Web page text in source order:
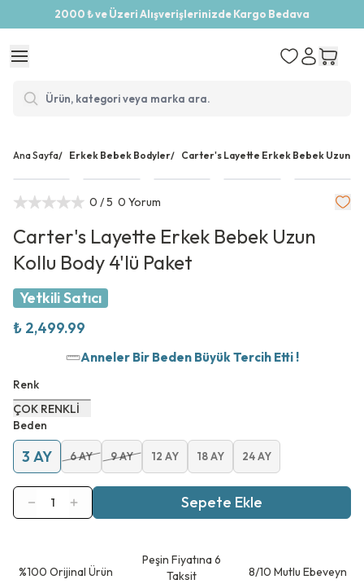
2000 ₺ ve Üzeri Alışverişlerinizde Kargo Bedava
Ana Sayfa/ Erkek Bebek Bodyler/ Carter's Layette Erkek Bebek Uzun
0 / 5 0 Yorum
Carter's Layette Erkek Bebek Uzun
Kollu Body 4'lü Paket
Yetkili Satıcı
₺ 2,499.99
Anneler Bir Beden Büyük Tercih Etti !
Renk
ÇOK RENKLİ
Beden
3 AY 6 AY 9 AY 12 AY 18 AY 24 AY
1 Sepete Ekle
⁠%100 Orijinal Ürün
Peşin Fiyatına 6
Taksit
8/10 Mutlu Ebeveyn